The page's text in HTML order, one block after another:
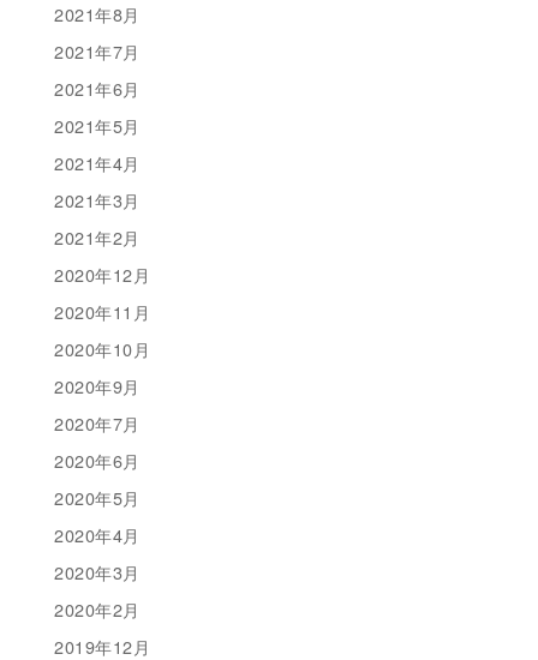
2021年8月
2021年7月
2021年6月
2021年5月
2021年4月
2021年3月
2021年2月
2020年12月
2020年11月
2020年10月
2020年9月
2020年7月
2020年6月
2020年5月
2020年4月
2020年3月
2020年2月
2019年12月